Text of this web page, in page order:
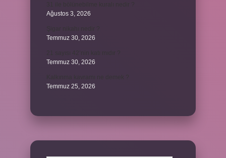
Ağustos 3, 2026
Temmuz 30, 2026
Temmuz 30, 2026
Temmuz 25, 2026